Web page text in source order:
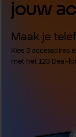
jouw
Maak je
Kies 3 accessoires
met het 123 Deal-